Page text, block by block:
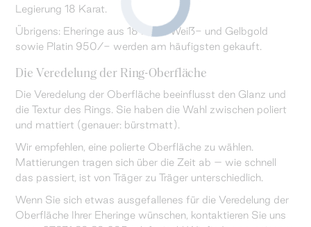
Legierung 18 Karat.
Übrigens: Eheringe aus 18 Karat Weiß- und Gelbgold
sowie Platin 950/- werden am häufigsten gekauft.
Die Veredelung der Ring-Oberfläche
Die Veredelung der Oberfläche beeinflusst den Glanz und
die Textur des Rings. Sie haben die Wahl zwischen poliert
und mattiert (genauer: bürstmatt).
Wir empfehlen, eine polierte Oberfläche zu wählen.
Mattierungen tragen sich über die Zeit ab – wie schnell
das passiert, ist von Träger zu Träger unterschiedlich.
Wenn Sie sich etwas ausgefallenes für die Veredelung der
Oberfläche Ihrer Eheringe wünschen, kontaktieren Sie uns